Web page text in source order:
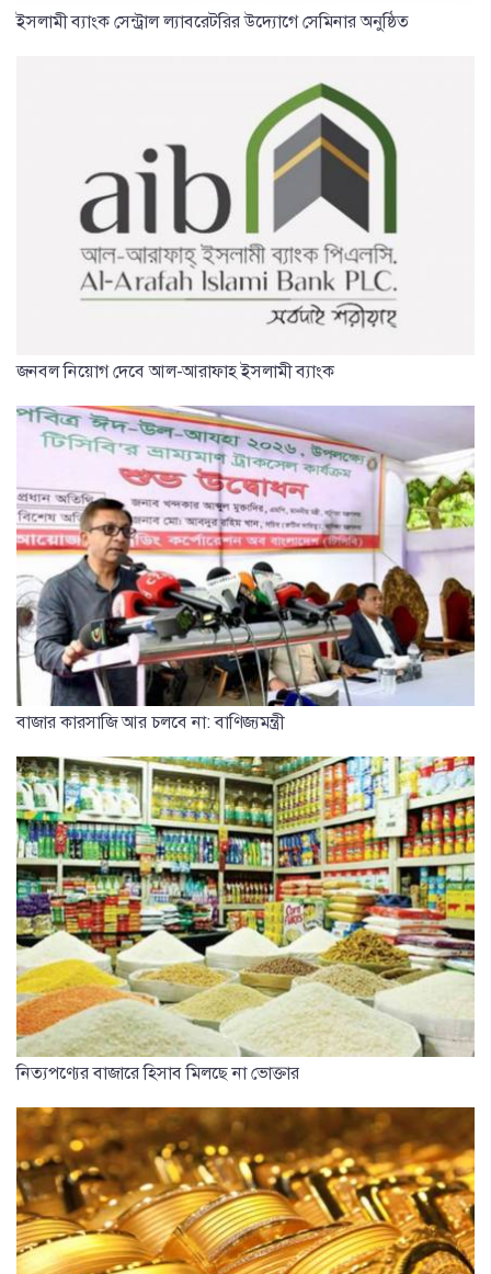
ইসলামী ব্যাংক সেন্ট্রাল ল্যাবরেটরির উদ্যোগে সেমিনার অনুষ্ঠিত
জনবল নিয়োগ দেবে আল-আরাফাহ ইসলামী ব্যাংক
বাজার কারসাজি আর চলবে না: বাণিজ্যমন্ত্রী
নিত্যপণ্যের বাজারে হিসাব মিলছে না ভোক্তার